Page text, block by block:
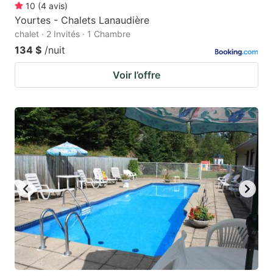
10 (4 avis)
Yourtes - Chalets Lanaudière
chalet · 2 Invités · 1 Chambre
134 $ /nuit
Voir l’offre